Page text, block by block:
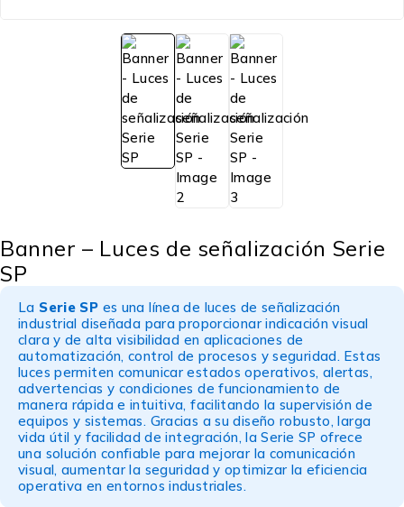
Banner – Luces de señalización Serie
SP
La Serie SP es una línea de luces de señalización
industrial diseñada para proporcionar indicación visual
clara y de alta visibilidad en aplicaciones de
automatización, control de procesos y seguridad. Estas
luces permiten comunicar estados operativos, alertas,
advertencias y condiciones de funcionamiento de
manera rápida e intuitiva, facilitando la supervisión de
equipos y sistemas. Gracias a su diseño robusto, larga
vida útil y facilidad de integración, la Serie SP ofrece
una solución confiable para mejorar la comunicación
visual, aumentar la seguridad y optimizar la eficiencia
operativa en entornos industriales.